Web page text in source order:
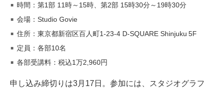
時間：第1部 11時～15時、第2部 15時30分～19時30分
会場：Studio Govie
住所：東京都新宿区百人町1-23-4 D-SQUARE Shinjuku 5F
定員：各部10名
各部受講料：税込1万2,960円
申し込み締切りは3月17日。参加には、スタジオグラフ